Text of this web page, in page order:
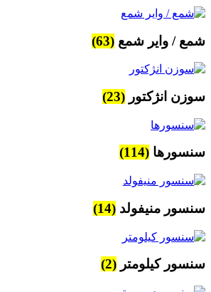
شمع / وایر شمع (63)
سوزن انژکتور (23)
سنسورها (114)
سنسور منیفولد (14)
سنسور کیلومتر (2)